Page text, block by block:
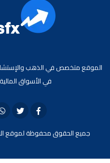
الموقع متخصص في الذهب
في الأسواق
جميع الحقوق محفوظة لموقع